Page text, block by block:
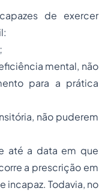
de exercer
mental, não
para a prática
não puderem
até a data em que
a prescrição em
incapaz. Todavia, no